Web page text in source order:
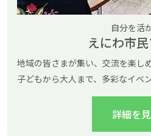
自分を活
えにわ市
地域の皆さまが集い、交流を楽し
子どもから大人まで、多彩なイベ
詳細を